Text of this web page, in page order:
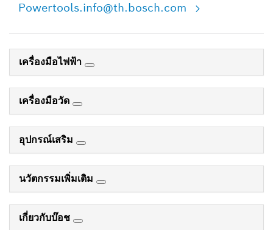
Powertools.info@th.bosch.com
เครื่องมือไฟฟ้า
เครื่องมือวัด
อุปกรณ์เสริม
นวัตกรรมเพิ่มเติม
เกี่ยวกับบ๊อช